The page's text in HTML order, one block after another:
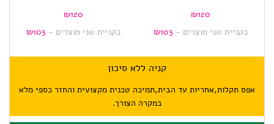
₪120
בקניית שני מוצרים -
₪103
₪120
בקניית שני מוצרים -
₪103
קניה ללא סיכון
אפס תקלות,אחריות עד הבית,תמיכה טכנית מקצועית והחזר כספי מלא
במקרה הצורך.